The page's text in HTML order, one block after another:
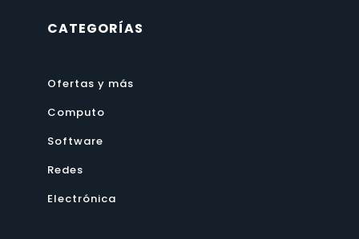
CATEGORÍAS
Ofertas y más
Computo
Software
Redes
Electrónica